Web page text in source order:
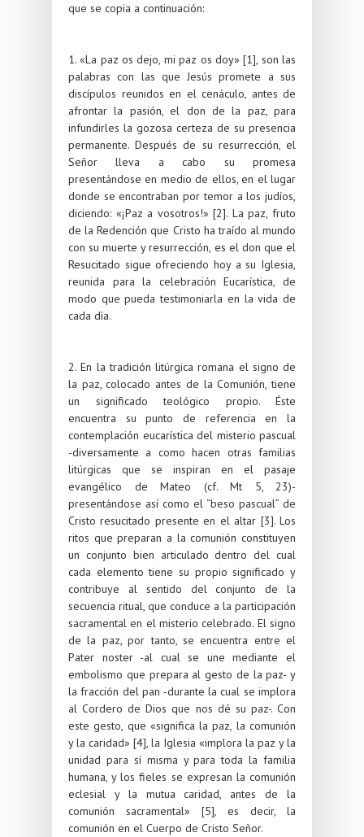
que se copia a continuación:
1. «La paz os dejo, mi paz os doy» [1], son las
palabras con las que Jesús promete a sus
discípulos reunidos en el cenáculo, antes de
afrontar la pasión, el don de la paz, para
infundirles la gozosa certeza de su presencia
permanente. Después de su resurrección, el
Señor lleva a cabo su promesa
presentándose en medio de ellos, en el lugar
donde se encontraban por temor a los judíos,
diciendo: «¡Paz a vosotros!» [2]. La paz, fruto
de la Redención que Cristo ha traído al mundo
con su muerte y resurrección, es el don que el
Resucitado sigue ofreciendo hoy a su Iglesia,
reunida para la celebración Eucarística, de
modo que pueda testimoniarla en la vida de
cada día.
2. En la tradición litúrgica romana el signo de
la paz, colocado antes de la Comunión, tiene
un significado teológico propio. Éste
encuentra su punto de referencia en la
contemplación eucarística del misterio pascual
-diversamente a como hacen otras familias
litúrgicas que se inspiran en el pasaje
evangélico de Mateo (cf. Mt 5, 23)-
presentándose así como el “beso pascual” de
Cristo resucitado presente en el altar [3]. Los
ritos que preparan a la comunión constituyen
un conjunto bien articulado dentro del cual
cada elemento tiene su propio significado y
contribuye al sentido del conjunto de la
secuencia ritual, que conduce a la participación
sacramental en el misterio celebrado. El signo
de la paz, por tanto, se encuentra entre el
Pater noster -al cual se une mediante el
embolismo que prepara al gesto de la paz- y
la fracción del pan -durante la cual se implora
al Cordero de Dios que nos dé su paz-. Con
este gesto, que «significa la paz, la comunión
y la caridad» [4], la Iglesia «implora la paz y la
unidad para sí misma y para toda la familia
humana, y los fieles se expresan la comunión
eclesial y la mutua caridad, antes de la
comunión sacramental» [5], es decir, la
comunión en el Cuerpo de Cristo Señor.